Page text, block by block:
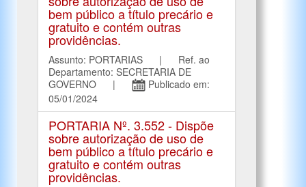
bem público a título precário e
gratuito e contém outras
providências.
Assunto: PORTARIAS | Ref. ao
Departamento: SECRETARIA DE
GOVERNO |
Publicado em:
05/01/2024
PORTARIA Nº. 3.552 - Dispõe
sobre autorização de uso de
bem público a título precário e
gratuito e contém outras
providências.